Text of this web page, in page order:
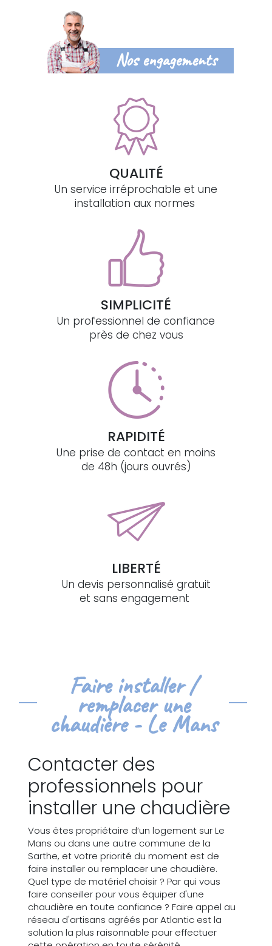
Nos engagements
QUALITÉ
Un service irréprochable et une
installation aux normes
SIMPLICITÉ
Un professionnel de confiance
près de chez vous
RAPIDITÉ
Une prise de contact en moins
de 48h (jours ouvrés)
LIBERTÉ
Un devis personnalisé gratuit
et sans engagement
Faire installer /
remplacer une
chaudière - Le Mans
Contacter des
professionnels pour
installer une chaudière
Vous êtes propriétaire d’un logement sur Le
Mans ou dans une autre commune de la
Sarthe, et votre priorité du moment est de
faire installer ou remplacer une chaudière.
Quel type de matériel choisir ? Par qui vous
faire conseiller pour vous équiper d'une
chaudière en toute confiance ? Faire appel au
réseau d'artisans agréés par Atlantic est la
solution la plus raisonnable pour effectuer